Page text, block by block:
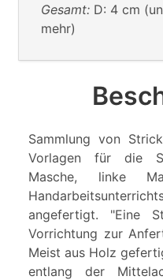
Gesamt: D: 4 cm
mehr)
Sammlung von
Vorlagen für die
Masche, linke
angefertigt. "Eine
Vorrichtung zur
Meist aus Holz
entlang der